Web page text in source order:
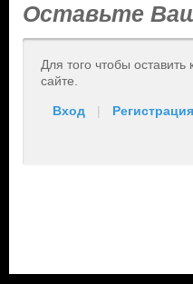
Оставьте
Для того чтобы
сайте.
Вход | Регистрация